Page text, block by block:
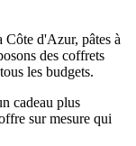
Côte d'Azur, pâtes à
des coffrets
les budgets.
cadeau plus
sur mesure qui